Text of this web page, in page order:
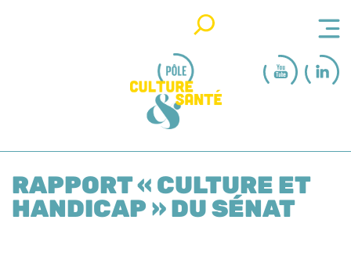
RAPPORT « CULTURE ET
HANDICAP » DU SÉNAT